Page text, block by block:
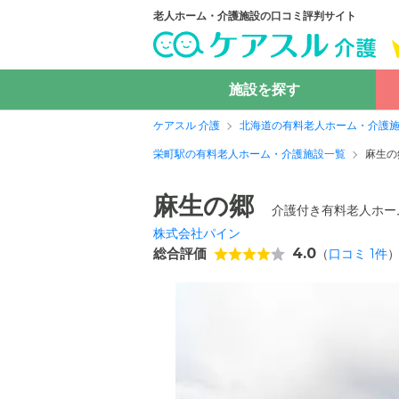
老人ホーム・介護施設の口コミ評判サイト
施設を探す
ケアスル 介護 北海道の有料老人ホーム・介護
栄町駅の有料老人ホーム・介護施設一覧 麻生
麻生の郷
介護付き有料老人ホー
株式会社パイン
総合評価 4.0 （口コミ 1件）